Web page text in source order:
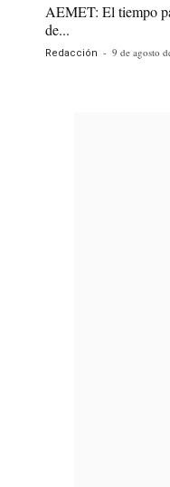
AEMET: El tiempo
de...
Redacción - 9 de agosto